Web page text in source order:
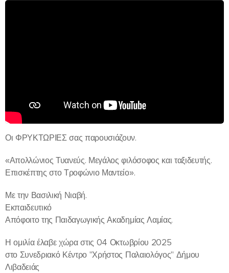
Οι ΦΡΥΚΤΩΡΙΕΣ σας παρουσιάζουν.
«Απολλώνιος Τυανεύς. Μεγάλος φιλόσοφος και ταξιδευτής.
Επισκέπτης στο Τροφώνιο Μαντείο».
Με την Βασιλική Νιαβή.
Εκπαιδευτικό
Απόφοιτο της Παιδαγωγικής Ακαδημίας Λαμίας.
Η ομιλία έλαβε χώρα στις 04 Οκτωβρίου 2025
στο Συνεδριακό Κέντρο "Χρήστος Παλαιολόγος" Δήμου
Λιβαδειάς